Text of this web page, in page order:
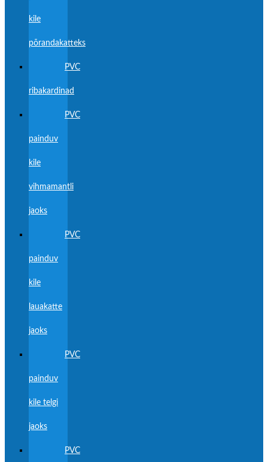
kile
põrandakatteks
PVC
ribakardinad
PVC
painduv
kile
vihmamantli
jaoks
PVC
painduv
kile
lauakatte
jaoks
PVC
painduv
kile telgi
jaoks
PVC